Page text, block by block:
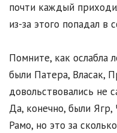
почти каждый
из-за этого попадал в
Помните, как ослабла
были Патера, Власак,
довольствовались не
Да, конечно, были
Рамо, но это за